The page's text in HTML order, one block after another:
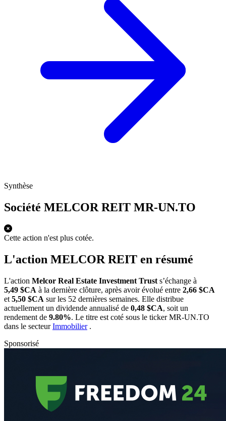
Synthèse
Société MELCOR REIT MR-UN.TO
Cette action n'est plus cotée.
L'action MELCOR REIT en résumé
L'action Melcor Real Estate Investment Trust s’échange à
5,49 $CA à la dernière clôture, après avoir évolué entre 2,66 $CA
et 5,50 $CA sur les 52 dernières semaines. Elle distribue
actuellement un dividende annualisé de 0,48 $CA, soit un
rendement de 9.80%. Le titre est coté sous le tickerMR-UN.TO
dans le secteurImmobilier.
Sponsorisé